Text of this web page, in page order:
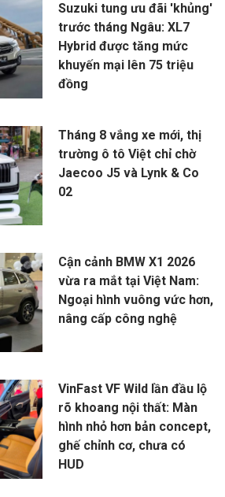
Suzuki tung ưu đãi 'khủng'
trước tháng Ngâu: XL7
Hybrid được tăng mức
khuyến mại lên 75 triệu
đồng
Tháng 8 vắng xe mới, thị
trường ô tô Việt chỉ chờ
Jaecoo J5 và Lynk & Co
02
Cận cảnh BMW X1 2026
vừa ra mắt tại Việt Nam:
Ngoại hình vuông vức hơn,
nâng cấp công nghệ
VinFast VF Wild lần đầu lộ
rõ khoang nội thất: Màn
hình nhỏ hơn bản concept,
ghế chỉnh cơ, chưa có
HUD